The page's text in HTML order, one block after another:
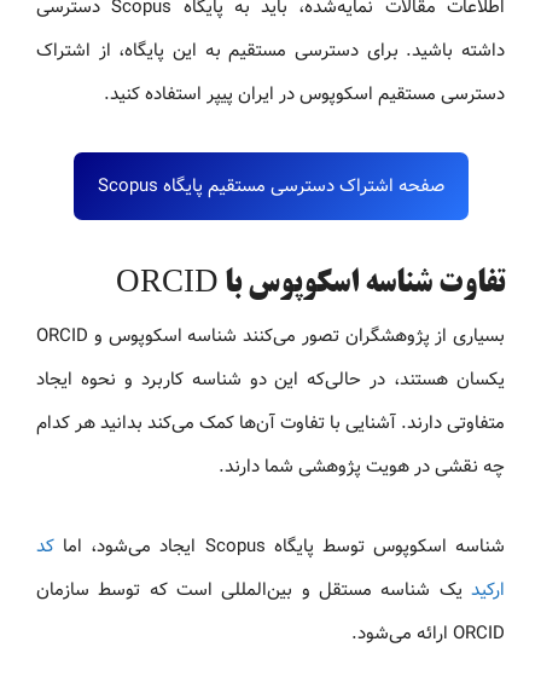
اطلاعات مقالات نمایه‌شده، باید به پایگاه Scopus دسترسی
داشته باشید. برای دسترسی مستقیم به این پایگاه، از اشتراک
دسترسی مستقیم اسکوپوس در ایران پیپر استفاده کنید.
صفحه اشتراک دسترسی مستقیم پایگاه Scopus
تفاوت شناسه اسکوپوس با ORCID
بسیاری از پژوهشگران تصور می‌کنند شناسه اسکوپوس و ORCID
یکسان هستند، در حالی‌که این دو شناسه کاربرد و نحوه ایجاد
متفاوتی دارند. آشنایی با تفاوت آن‌ها کمک می‌کند بدانید هر کدام
چه نقشی در هویت پژوهشی شما دارند.
شناسه اسکوپوس توسط پایگاه Scopus ایجاد می‌شود، اما
کد
ارکید یک شناسه مستقل و بین‌المللی است که توسط سازمان
ORCID ارائه می‌شود.